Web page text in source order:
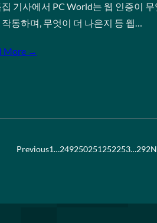
집 기사에서 PC World는 웹 인증이 무
작동하며, 무엇이 더 나은지 등 웹…
More →
Previous1…249250251252253…292